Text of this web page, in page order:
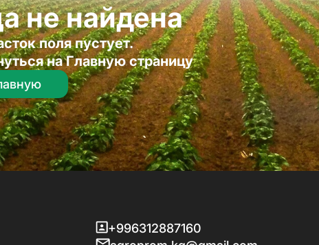
не найдена
поля пустует.
на Главную страницу
+996312887160